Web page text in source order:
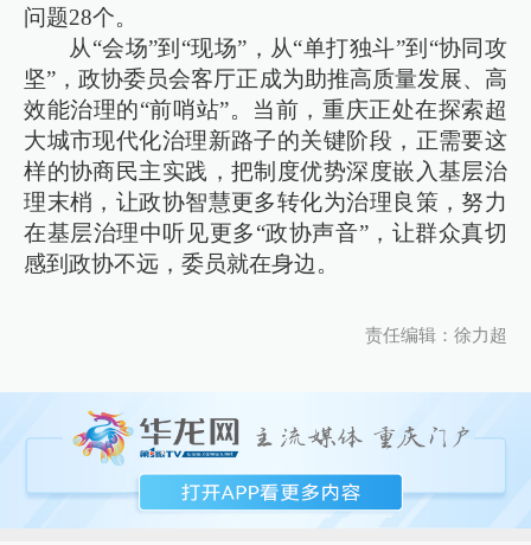
问题28个。
从“会场”到“现场”，从“单打独斗”到“协同攻
坚”，政协委员会客厅正成为助推高质量发展、高
效能治理的“前哨站”。当前，重庆正处在探索超
大城市现代化治理新路子的关键阶段，正需要这
样的协商民主实践，把制度优势深度嵌入基层治
理末梢，让政协智慧更多转化为治理良策，努力
在基层治理中听见更多“政协声音”，让群众真切
感到政协不远，委员就在身边。
责任编辑：徐力超